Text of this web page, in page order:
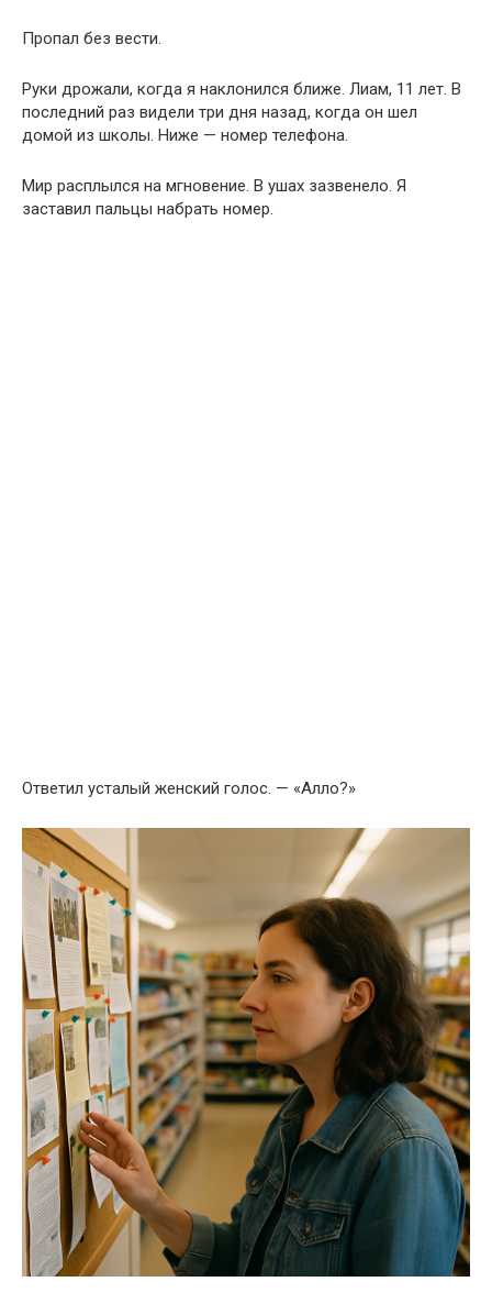
Пропал без вести.
Руки дрожали, когда я наклонился ближе. Лиам, 11 лет. В
последний раз видели три дня назад, когда он шел
домой из школы. Ниже — номер телефона.
Мир расплылся на мгновение. В ушах зазвенело. Я
заставил пальцы набрать номер.
Ответил усталый женский голос. — «Алло?»